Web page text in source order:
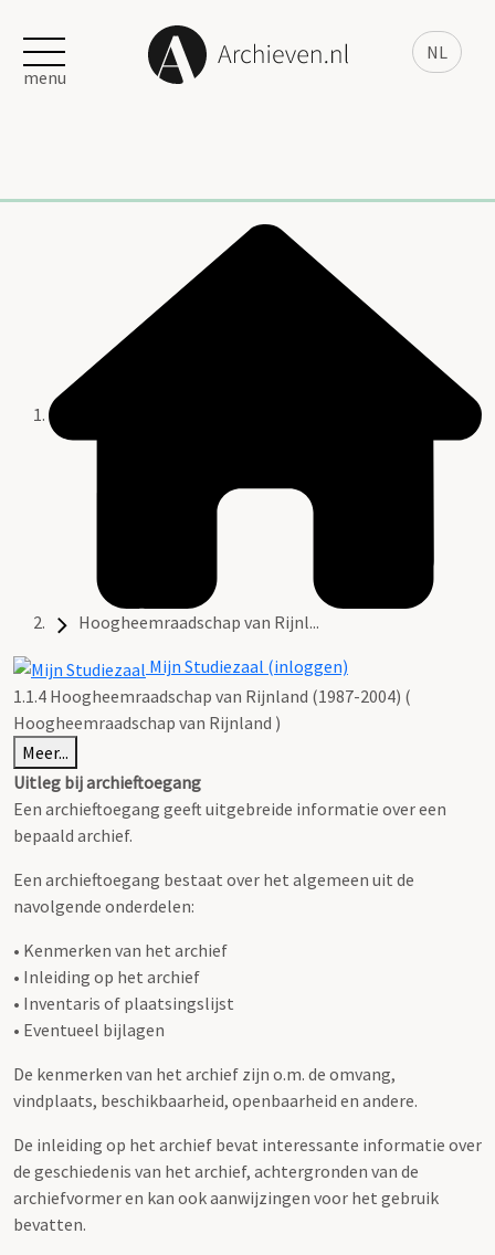
NL
menu
Hoogheemraadschap van Rijnl...
Mijn Studiezaal (inloggen)
1.1.4 Hoogheemraadschap van Rijnland (1987-2004) (
Hoogheemraadschap van Rijnland )
Meer...
Uitleg bij archieftoegang
Een archieftoegang geeft uitgebreide informatie over een
bepaald archief.
Een archieftoegang bestaat over het algemeen uit de
navolgende onderdelen:
• Kenmerken van het archief
• Inleiding op het archief
• Inventaris of plaatsingslijst
• Eventueel bijlagen
De kenmerken van het archief zijn o.m. de omvang,
vindplaats, beschikbaarheid, openbaarheid en andere.
De inleiding op het archief bevat interessante informatie over
de geschiedenis van het archief, achtergronden van de
archiefvormer en kan ook aanwijzingen voor het gebruik
bevatten.